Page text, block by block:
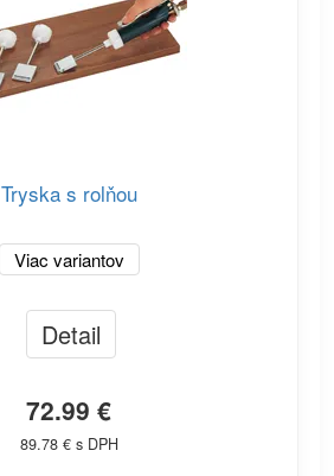
Tryska s rolňou
Viac variantov
Detail
72.99 €
89.78 € s DPH